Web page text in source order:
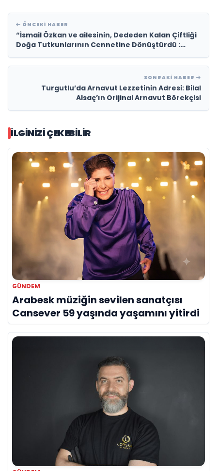
ÖNCEKI HABER
“İsmail Özkan ve ailesinin, Dededen Kalan Çiftliği
Doğa Tutkunlarının Cennetine Dönüştürdü :
SONRAKI HABER
Turgutlu’da Arnavut Lezzetinin Adresi: Bilal
Alsaç’ın Orijinal Arnavut Börekçisi
İLGINIZI ÇEKEBILIR
GÜNDEM
Arabesk müziğin sevilen sanatçısı
Cansever 59 yaşında yaşamını yitirdi